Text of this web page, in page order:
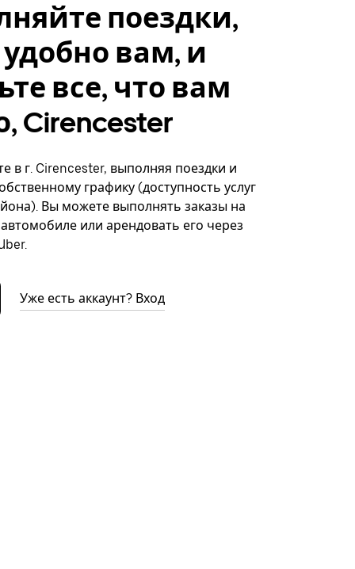
поездки,
удобно вам, и
все, что вам
Cirencester
в г. Cirencester, выполняя поездки и
графику (доступность услуг
Вы можете выполнять заказы на
или арендовать его через
Уже есть аккаунт? Вход